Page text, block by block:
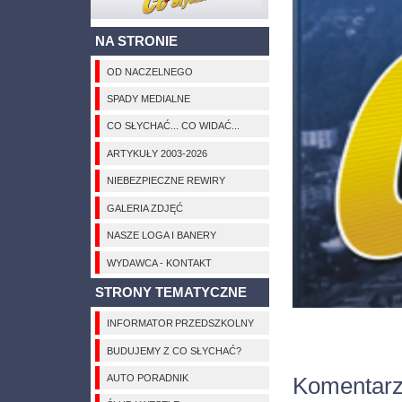
NA STRONIE
OD NACZELNEGO
SPADY MEDIALNE
CO SŁYCHAĆ... CO WIDAĆ...
ARTYKUŁY 2003-2026
NIEBEZPIECZNE REWIRY
GALERIA ZDJĘĆ
NASZE LOGA I BANERY
WYDAWCA - KONTAKT
STRONY TEMATYCZNE
INFORMATOR PRZEDSZKOLNY
BUDUJEMY Z CO SŁYCHAĆ?
AUTO PORADNIK